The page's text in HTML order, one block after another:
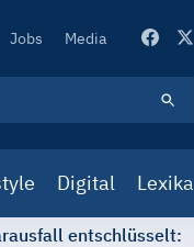
Jobs Media
Digital Lexika
entschlüsselt: